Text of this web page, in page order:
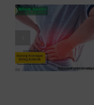
dan Cara
Atasinya